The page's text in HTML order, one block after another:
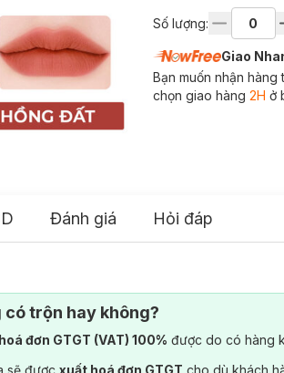
Số lượng:
Giao
Bạn muốn nhận hàng
chọn giao hàng 2H ở
Đánh giá Hỏi đáp
có trộn hay không?
đơn GTGT (VAT) 100% được do có hàng
sẽ được xuất hoá đơn GTGT cho dù khách